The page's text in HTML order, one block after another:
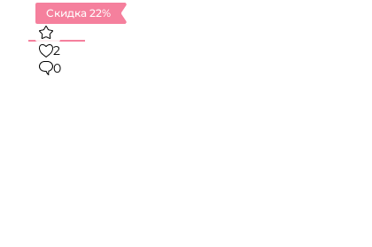
Скидка 22%
2
0